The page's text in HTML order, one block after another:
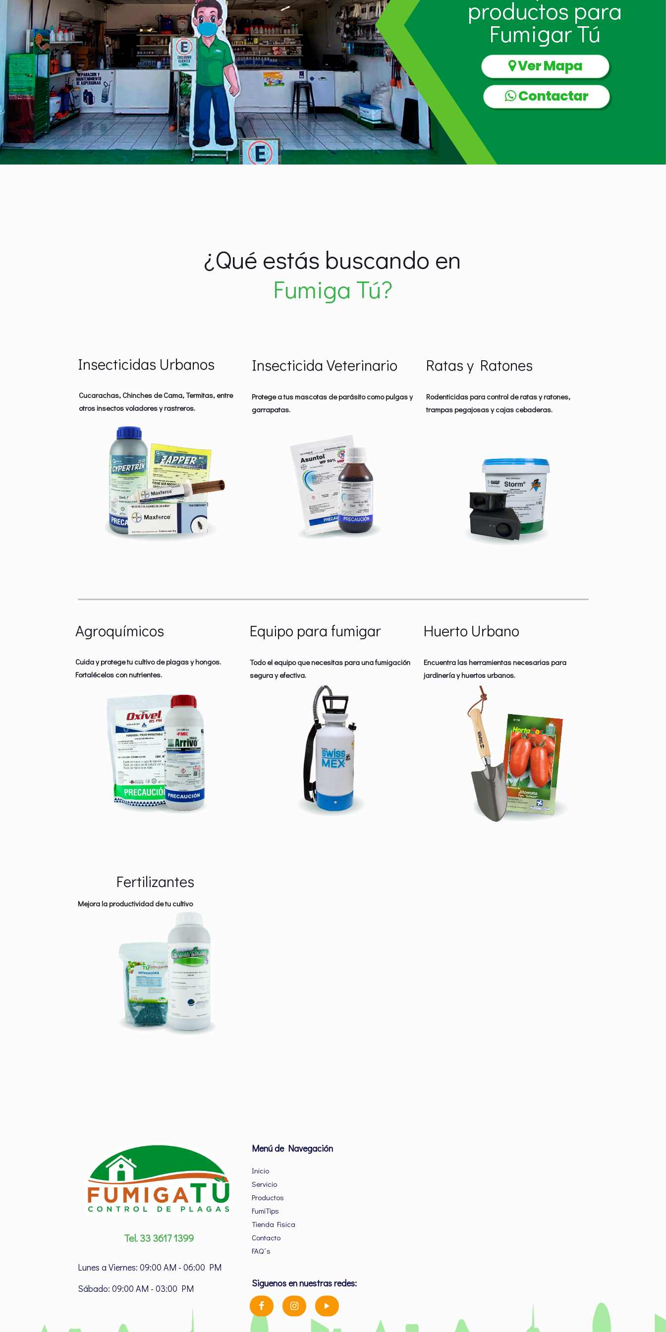
productos para
Fumigar Tú
Contactar
Ver Mapa
¿Qué estás buscando en
Fumiga Tú?
Insecticidas Urbanos
Cucarachas, Chinches de Cama, Termitas, entre
otros insectos voladores y rastreros.
Insecticida Veterinario
Protege a tus mascotas de parásito como pulgas y
garrapatas.
Ratas y Ratones
Rodenticidas para control de ratas y ratones,
trampas pegajosas y cajas cebaderas.
Agroquímicos
Cuida y protege tu cultivo de plagas y hongos.
Fortalécelos con nutrientes.
Equipo para fumigar
Todo el equipo que necesitas para una fumigación
segura y efectiva.
Huerto Urbano
Encuentra las herramientas necesarias para
jardinería y huertos urbanos.
Fertilizantes
Mejora la productividad de tu cultivo
Tel. 33 3617 1399
Lunes a Viernes: 09:00 AM - 06:00 PM
Sábado: 09:00 AM - 03:00 PM
Menú de Navegación
Inicio
Servicio
Productos
FumiTips
Tienda Fisica
Contacto
FAQ´s
Siguenos en nuestras redes: